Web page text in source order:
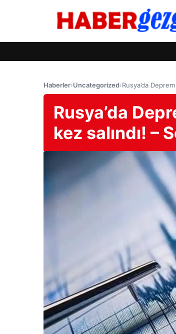
Haberler›Uncategorized›Rusya’da
Rusya’da
kez salındı! –